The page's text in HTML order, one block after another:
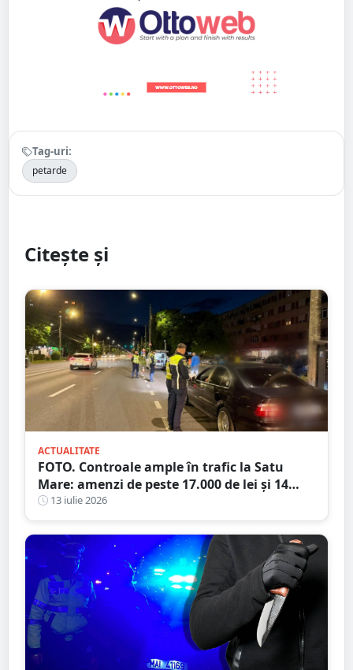
Tag-uri:
petarde
Citește și
ACTUALITATE
FOTO. Controale ample în trafic la Satu
Mare: amenzi de peste 17.000 de lei și 14
certificate de înmatriculare reținute. Trei
șoferi s-au ales cu dosare penale
13 iulie 2026